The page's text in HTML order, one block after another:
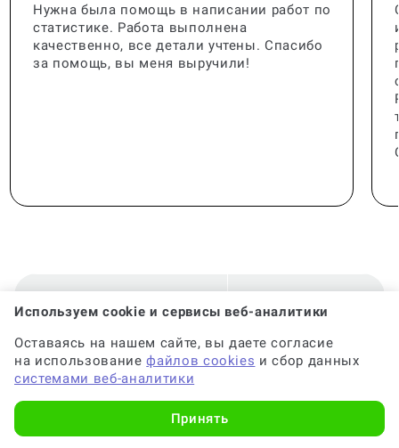
Нужна была помощь в написании работ по
статистике. Работа выполнена
качественно, все детали учтены. Спасибо
за помощь, вы меня выручили!
🟢 Консультант: Специалист с опытом
🟢 Гарантия на консультацию: До 6 месяцев
Используем cookie и сервисы веб-аналитики
Оставаясь на нашем сайте, вы даете согласие
на использованиефайлов cookies и сбор данных
системами веб-аналитики
Принять